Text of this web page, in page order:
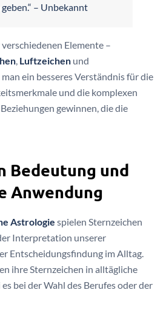
– Unbekannt
Elemente –
, Luftzeichen und
man ein besseres Verständnis für die
und die komplexen
gewinnen, die die
Bedeutung und
Anwendung
Astrologie spielen Sternzeichen
Interpretation unserer
Entscheidungsfindung im Alltag.
ihre Sternzeichen in alltägliche
bei der Wahl des Berufes oder der